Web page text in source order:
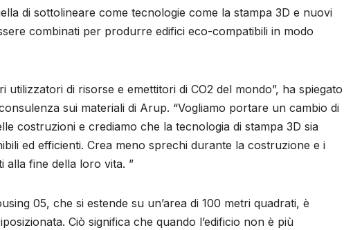
di sottolineare come tecnologie come la stampa 3D e nuovi
combinati per produrre edifici eco-compatibili in modo
utilizzatori di risorse e emettitori di CO2 del mondo”, ha spiegato
sui materiali di Arup. “Vogliamo portare un cambio di
costruzioni e crediamo che la tecnologia di stampa 3D sia
ed efficienti. Crea meno sprechi durante la costruzione e i
alla fine della loro vita. ”
05, che si estende su un’area di 100 metri quadrati, è
Ciò significa che quando l’edificio non è più